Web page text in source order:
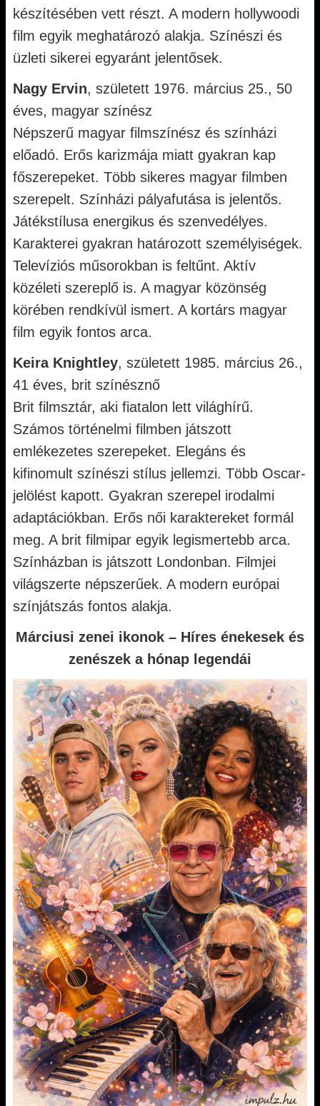
készítésében vett részt. A modern hollywoodi
film egyik meghatározó alakja. Színészi és
üzleti sikerei egyaránt jelentősek.
Nagy Ervin, született 1976. március 25., 50
éves, magyar színész
Népszerű magyar filmszínész és színházi
előadó. Erős karizmája miatt gyakran kap
főszerepeket. Több sikeres magyar filmben
szerepelt. Színházi pályafutása is jelentős.
Játékstílusa energikus és szenvedélyes.
Karakterei gyakran határozott személyiségek.
Televíziós műsorokban is feltűnt. Aktív
közéleti szereplő is. A magyar közönség
körében rendkívül ismert. A kortárs magyar
film egyik fontos arca.
Keira Knightley, született 1985. március 26.,
41 éves, brit színésznő
Brit filmsztár, aki fiatalon lett világhírű.
Számos történelmi filmben játszott
emlékezetes szerepeket. Elegáns és
kifinomult színészi stílus jellemzi. Több Oscar-
jelölést kapott. Gyakran szerepel irodalmi
adaptációkban. Erős női karaktereket formál
meg. A brit filmipar egyik legismertebb arca.
Színházban is játszott Londonban. Filmjei
világszerte népszerűek. A modern európai
színjátszás fontos alakja.
Márciusi zenei ikonok – Híres énekesek és
zenészek a hónap legendái